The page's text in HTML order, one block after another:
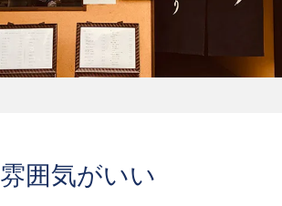
雰囲気がいい